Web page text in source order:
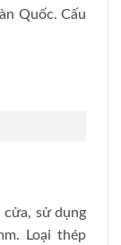
Quốc. Cấu
cửa, sử dụng
Loại thép